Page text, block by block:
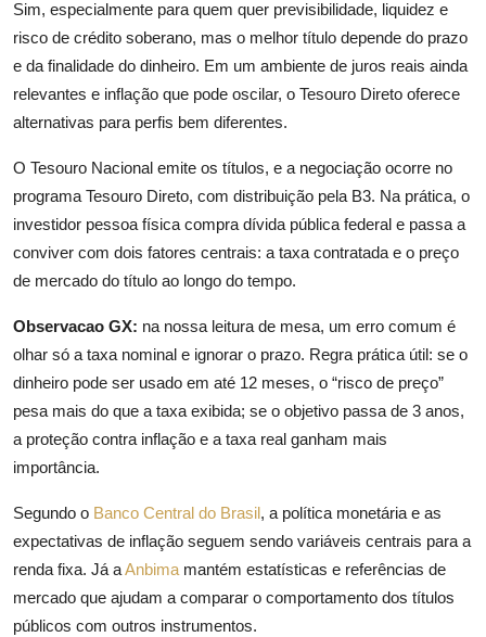
Sim, especialmente para quem quer previsibilidade, liquidez e
risco de crédito soberano, mas o melhor título depende do prazo
e da finalidade do dinheiro. Em um ambiente de juros reais ainda
relevantes e inflação que pode oscilar, o Tesouro Direto oferece
alternativas para perfis bem diferentes.
O Tesouro Nacional emite os títulos, e a negociação ocorre no
programa Tesouro Direto, com distribuição pela B3. Na prática, o
investidor pessoa física compra dívida pública federal e passa a
conviver com dois fatores centrais: a taxa contratada e o preço
de mercado do título ao longo do tempo.
Observacao GX: na nossa leitura de mesa, um erro comum é
olhar só a taxa nominal e ignorar o prazo. Regra prática útil: se o
dinheiro pode ser usado em até 12 meses, o “risco de preço”
pesa mais do que a taxa exibida; se o objetivo passa de 3 anos,
a proteção contra inflação e a taxa real ganham mais
importância.
Segundo o Banco Central do Brasil, a política monetária e as
expectativas de inflação seguem sendo variáveis centrais para a
renda fixa. Já aAnbima mantém estatísticas e referências de
mercado que ajudam a comparar o comportamento dos títulos
públicos com outros instrumentos.